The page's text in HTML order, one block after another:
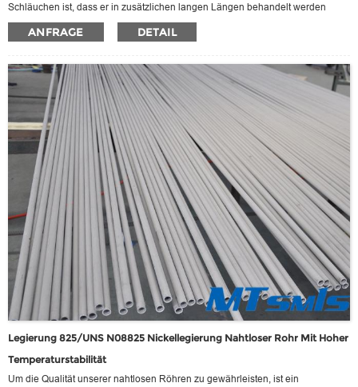
Schläuchen ist, dass er in zusätzlichen langen Längen behandelt werden
kann. Diese zusätzliche Länge kann theoretisch auf unbestimmte Zeit erweitert
werden, soweit die Schweißbedingungen dies zulässt, und so die Anforderung
Anforderungen erfüllt.
ANFRAGE DETAIL
Legierung 825/UNS N08825 Nickellegierung Nahtloser Rohr Mit Hoher
Temperaturstabilität
Um die Qualität unserer nahtlosen Röhren zu gewährleisten, ist ein